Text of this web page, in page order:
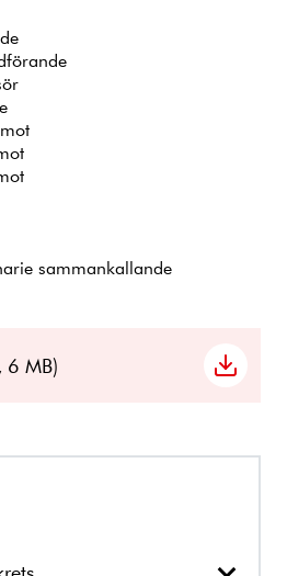
sammankallande
6 MB)